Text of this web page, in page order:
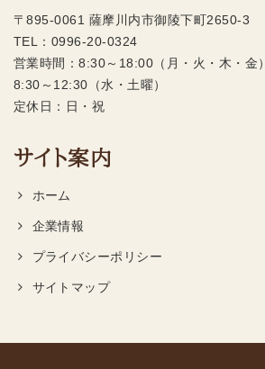
〒895-0061 薩摩川内市御陵下町2650-3
TEL： 0996-20-0324
営業時間：8:30～18:00（月・火・木・金）
8:30～12:30（水・土曜）
定休日：日・祝
サイト案内
ホーム
企業情報
プライバシーポリシー
サイトマップ